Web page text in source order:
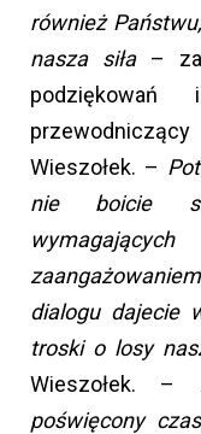
również
nasza siła–
Wieszołek. –
nie boicie
dialogu dajecie
troski o losy
Wieszołek. –
poświęcony